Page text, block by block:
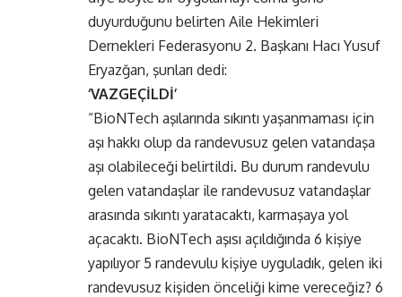
duyurduğunu belirten Aile Hekimleri
Dernekleri Federasyonu 2. Başkanı Hacı Yusuf
Eryazğan, şunları dedi:
‘VAZGEÇİLDİ’
“BioNTech aşılarında sıkıntı yaşanmaması için
aşı hakkı olup da randevusuz gelen vatandaşa
aşı olabileceği belirtildi. Bu durum randevulu
gelen vatandaşlar ile randevusuz vatandaşlar
arasında sıkıntı yaratacaktı, karmaşaya yol
açacaktı. BioNTech aşısı açıldığında 6 kişiye
yapılıyor 5 randevulu kişiye uyguladık, gelen iki
randevusuz kişiden önceliği kime vereceğiz? 6